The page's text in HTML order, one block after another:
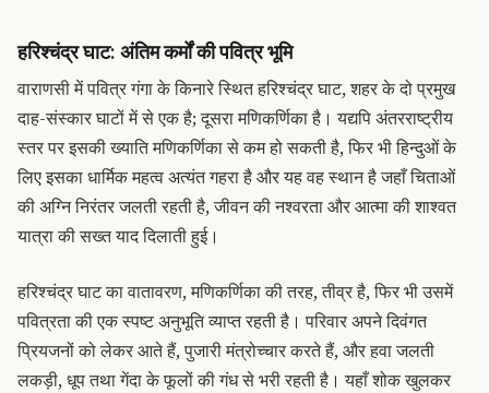
हरिश्चंद्र घाट: अंतिम कर्मों की पवित्र भूमि
वाराणसी में पवित्र गंगा के किनारे स्थित हरिश्चंद्र घाट, शहर के दो प्रमुख
दाह-संस्कार घाटों में से एक है; दूसरा मणिकर्णिका है। यद्यपि अंतरराष्ट्रीय
स्तर पर इसकी ख्याति मणिकर्णिका से कम हो सकती है, फिर भी हिन्दुओं के
लिए इसका धार्मिक महत्व अत्यंत गहरा है और यह वह स्थान है जहाँ चिताओं
की अग्नि निरंतर जलती रहती है, जीवन की नश्वरता और आत्मा की शाश्वत
यात्रा की सख्त याद दिलाती हुई।
हरिश्चंद्र घाट का वातावरण, मणिकर्णिका की तरह, तीव्र है, फिर भी उसमें
पवित्रता की एक स्पष्ट अनुभूति व्याप्त रहती है। परिवार अपने दिवंगत
प्रियजनों को लेकर आते हैं, पुजारी मंत्रोच्चार करते हैं, और हवा जलती
लकड़ी, धूप तथा गेंदा के फूलों की गंध से भरी रहती है। यहाँ शोक खुलकर